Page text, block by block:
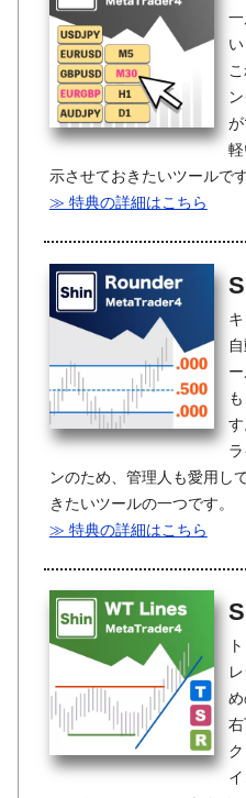
示させておきたいツールで
≫ 特典の詳細はこちら
ンのため、管理人も愛用し
きたいツールの一つです。
≫ 特典の詳細はこちら